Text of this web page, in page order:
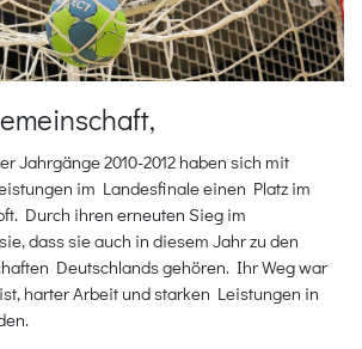
Jahrgänge 2010-2012 haben sich mit
im Landesfinale einen Platz im
Durch ihren erneuten Sieg im
dass sie auch in diesem Jahr zu den
Deutschlands gehören. Ihr Weg war
harter Arbeit und starken Leistungen in